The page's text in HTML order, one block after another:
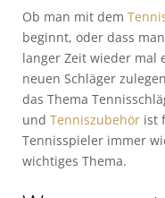
Ob man mit dem
beginnt, oder dass
langer Zeit wieder mal
neuen Schläger
das Thema
und Tenniszubehör ist
Tennisspieler immer
wichtiges Thema.